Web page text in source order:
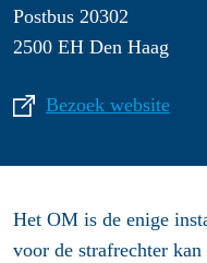
Postbus 20302
2500 EH Den Haag
Bezoek website
Het OM is de enige
voor de strafrechter